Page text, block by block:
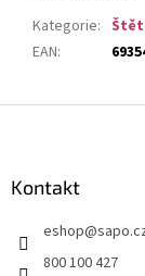
Kategorie:
EAN:
Kontakt
eshop@
800 100 427